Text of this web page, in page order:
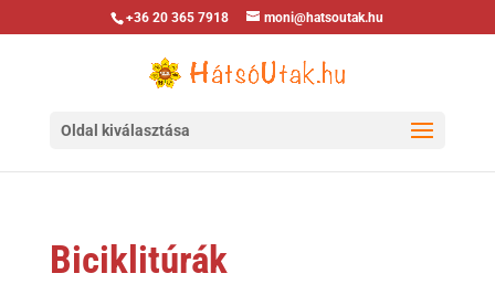
+36 20 365 7918 moni@hatsoutak.hu
Oldal kiválasztása
Biciklitúrák